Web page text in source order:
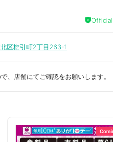
区櫛引町2丁目263-1
、店舗にてご確認をお願いします。